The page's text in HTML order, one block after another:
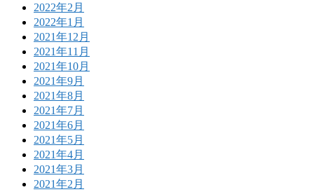
2022年2月
2022年1月
2021年12月
2021年11月
2021年10月
2021年9月
2021年8月
2021年7月
2021年6月
2021年5月
2021年4月
2021年3月
2021年2月